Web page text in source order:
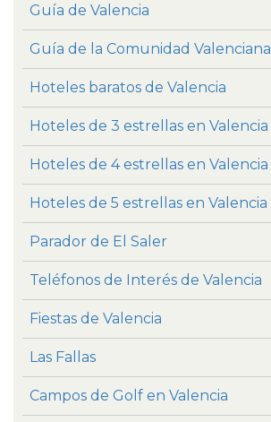
Guía de Valencia
Guía de la Comunidad Valenciana
Hoteles baratos de Valencia
Hoteles de 3 estrellas en Valencia
Hoteles de 4 estrellas en Valencia
Hoteles de 5 estrellas en Valencia
Parador de El Saler
Teléfonos de Interés de Valencia
Fiestas de Valencia
Las Fallas
Campos de Golf en Valencia